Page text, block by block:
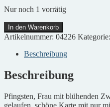
Nur noch 1 vorrätig
Pfingsten,
Frau
blühenden
Prägekarte
Menge
In den Warenkorb
Artikelnummer: 04226 Kategorie:
Beschreibung
Beschreibung
Pfingsten, Frau mit blühenden
gelaufen, schöne Karte mit nur